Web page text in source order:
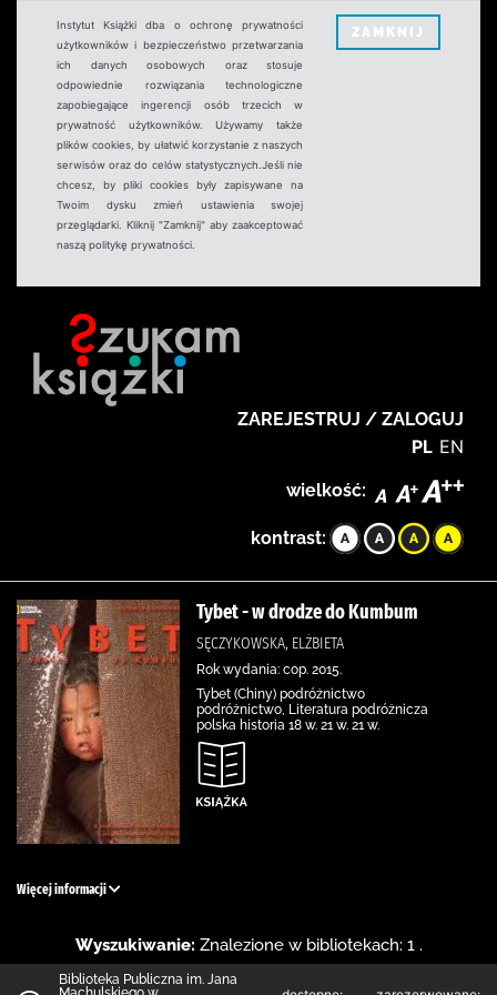
Instytut Książki dba o ochronę prywatności
użytkowników i bezpieczeństwo przetwarzania
ich danych osobowych oraz stosuje
odpowiednie rozwiązania technologiczne
zapobiegające ingerencji osób trzecich w
prywatność użytkowników. Używamy także
plików cookies, by ułatwić korzystanie z naszych
serwisów oraz do celów statystycznych.Jeśli nie
chcesz, by pliki cookies były zapisywane na
Twoim dysku zmień ustawienia swojej
przeglądarki. Kliknij "Zamknij" aby zaakceptować
naszą politykę prywatności.
ZAMKNIJ
ZAREJESTRUJ / ZALOGUJ
PL EN
wielkość:
kontrast:
Tybet - w drodze do Kumbum
SĘCZYKOWSKA, ELŻBIETA
Rok wydania: cop. 2015.
Tybet (Chiny) podróżnictwo
podróżnictwo, Literatura podróżnicza
polska historia 18 w. 21 w. 21 w.
Więcej informacji
Wyszukiwanie: Znalezione w bibliotekach: 1 .
Biblioteka Publiczna im. Jana